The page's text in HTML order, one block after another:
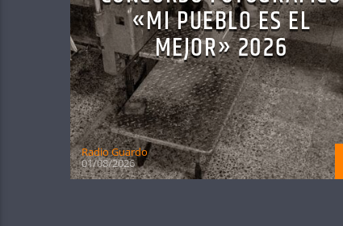
«MI PUEBLO ES EL
MEJOR» 2026
Radio Guardo
01/08/2026